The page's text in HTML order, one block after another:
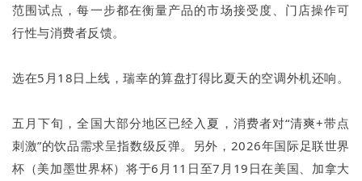
范围试点，每一步都在衡量产品的市场接受度、门店操作可
行性与消费者反馈。
选在5月18日上线，瑞幸的算盘打得比夏天的空调外机还响。
五月下旬，全国大部分地区已经入夏，消费者对“清爽+带点
刺激”的饮品需求呈指数级反弹。另外，2026年国际足联世界
杯（美加墨世界杯）将于6月11日至7月19日在美国、加拿大